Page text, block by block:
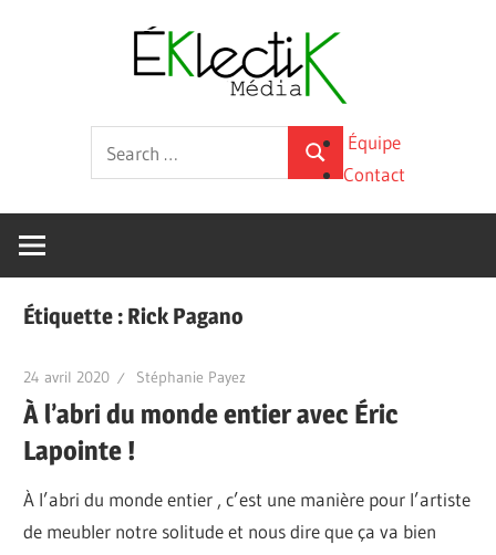
toutes
ses
formes
for:
Search
Équipe
Contact
Étiquette : Rick Pagano
24 avril 2020 Stéphanie Payez
À l’abri du monde entier avec Éric
Lapointe !
À l’abri du monde entier , c’est une manière pour l’artiste
de meubler notre solitude et nous dire que ça va bien